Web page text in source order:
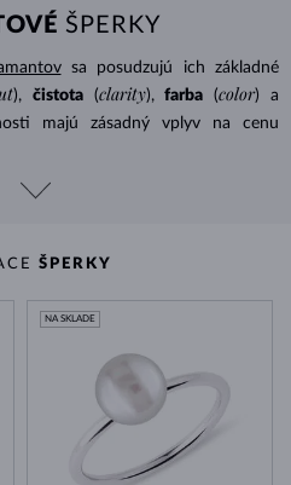
ŠPERKY
sa posudzujú ich základné
), čistota (clarity), farba (color) a
majú zásadný vplyv na cenu
ŠPERKY
NA SKLADE